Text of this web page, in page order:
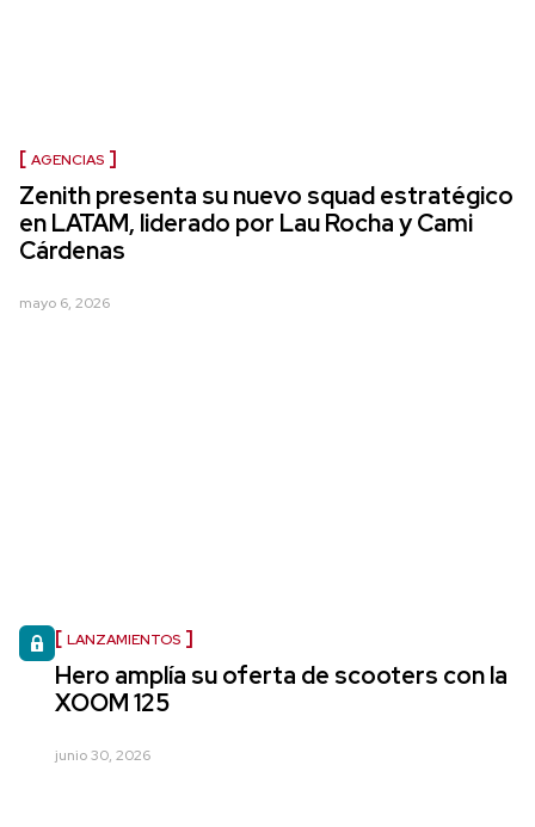
AGENCIAS
Zenith presenta su nuevo squad estratégico
en LATAM, liderado por Lau Rocha y Cami
Cárdenas
mayo 6, 2026
LANZAMIENTOS
Hero amplía su oferta de scooters con la
XOOM 125
junio 30, 2026